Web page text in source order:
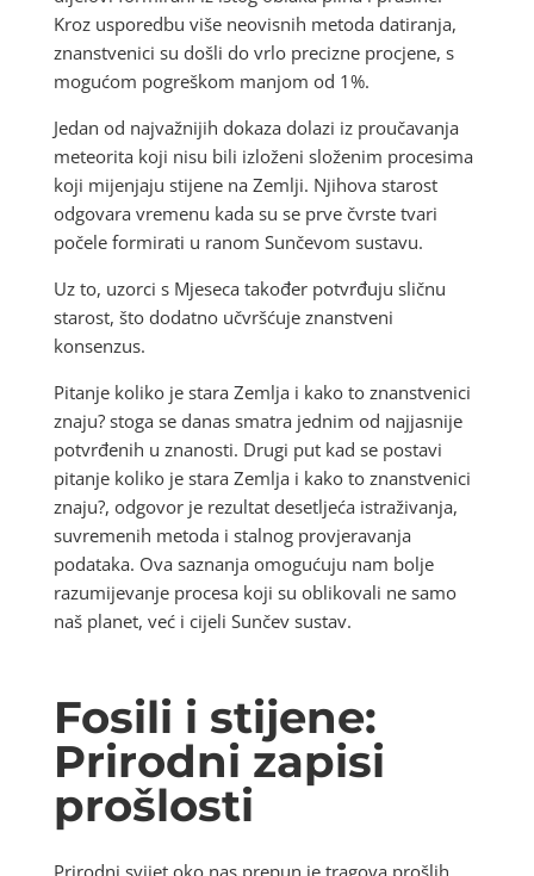
Kroz usporedbu više neovisnih metoda datiranja,
znanstvenici su došli do vrlo precizne procjene, s
mogućom pogreškom manjom od 1%.
Jedan od najvažnijih dokaza dolazi iz proučavanja
meteorita koji nisu bili izloženi složenim procesima
koji mijenjaju stijene na Zemlji. Njihova starost
odgovara vremenu kada su se prve čvrste tvari
počele formirati u ranom Sunčevom sustavu.
Uz to, uzorci s Mjeseca također potvrđuju sličnu
starost, što dodatno učvršćuje znanstveni
konsenzus.
Pitanje koliko je stara Zemlja i kako to znanstvenici
znaju? stoga se danas smatra jednim od najjasnije
potvrđenih u znanosti. Drugi put kad se postavi
pitanje koliko je stara Zemlja i kako to znanstvenici
znaju?, odgovor je rezultat desetljeća istraživanja,
suvremenih metoda i stalnog provjeravanja
podataka. Ova saznanja omogućuju nam bolje
razumijevanje procesa koji su oblikovali ne samo
naš planet, već i cijeli Sunčev sustav.
Fosili i stijene:
Prirodni zapisi
prošlosti
Prirodni svijet oko nas prepun je tragova prošlih